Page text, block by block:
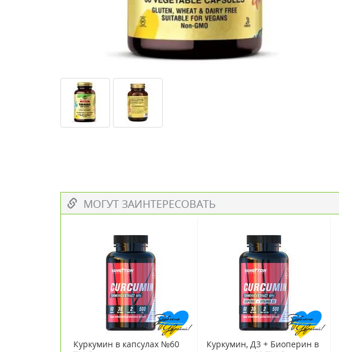
МОГУТ ЗАИНТЕРЕСОВАТЬ
Куркумин в капсулах №60
Куркумин, Д3 + Биоперин в